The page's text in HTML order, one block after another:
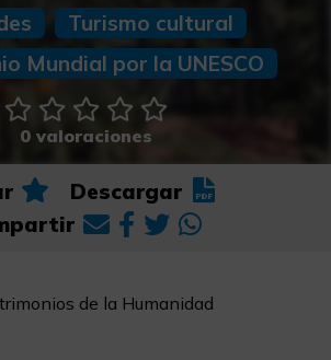
Natural-Rural
en otoño
Semana Santa
Turismo cultural
Mundial por la UNESCO
0 valoraciones
Descargar
de la Humanidad